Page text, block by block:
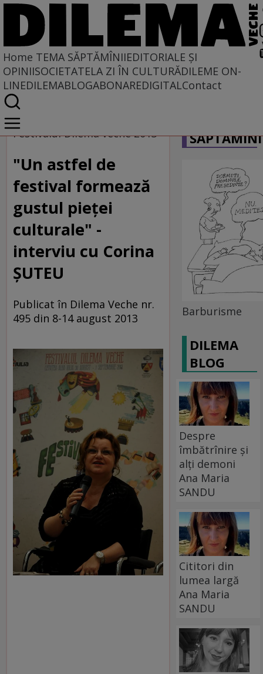
Home TEMA SĂPTĂMÎNIIEDITORIALE ȘI
OPINIISOCIETATELA ZI ÎN CULTURĂDILEME ON-
LINEDILEMABLOGABONAREDIGITALContact
Home
Tema săptămînii
Festivalul Dilema veche 2013
"Un astfel de
festival formează
gustul pieţei
culturale" -
interviu cu Corina
ŞUTEU
Publicat în Dilema Veche nr.
495 din 8-14 august 2013
Barburisme
DILEMA
BLOG
Despre
îmbătrînire și
alți demoni
Ana Maria
SANDU
Cititori din
lumea largă
Ana Maria
SANDU